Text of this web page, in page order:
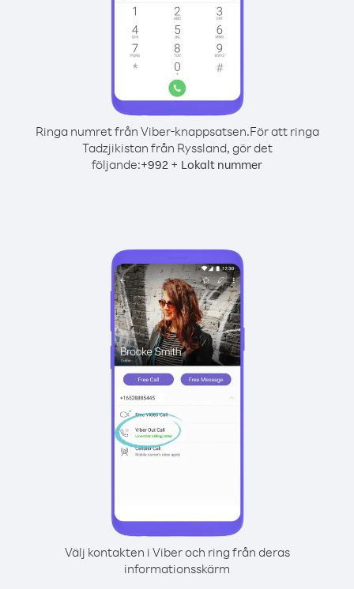
Ringa numret från Viber-knappsatsen.För att ringa
Tadzjikistan från Ryssland, gör det
följande:+992 + Lokalt nummer
Välj kontakten i Viber och ring från deras
informationsskärm